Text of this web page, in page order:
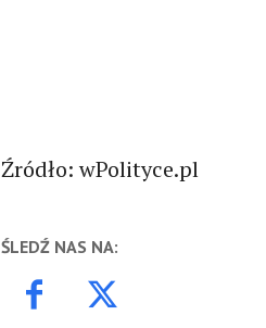
Źródło: wPolityce.pl
ŚLEDŹ NAS NA: